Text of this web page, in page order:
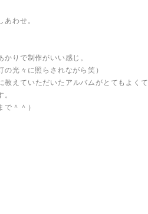
あわせ。
かりで制作がいい感じ。
の光々に照らされながら笑）
教えていただいたアルバムがとてもよくて
で＾＾）